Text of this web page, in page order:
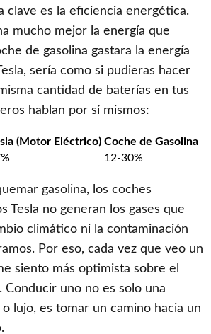
clave es la eficiencia energética.
mucho mejor la energía que
de gasolina gastara la energía
sería como si pudieras hacer
cantidad de baterías en tus
hablan por sí mismos:
(Motor Eléctrico) Coche de Gasolina
12-30%
gasolina, los coches
Tesla no generan los gases que
climático ni la contaminación
Por eso, cada vez que veo un
siento más optimista sobre el
uno no es solo una
lujo, es tomar un camino hacia un